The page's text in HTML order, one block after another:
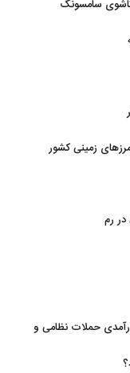
سامسونگ
زمینی کشور
رم
حملات نظامی و